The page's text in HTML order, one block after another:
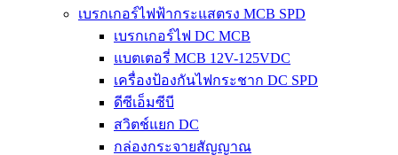
เบรกเกอร์ไฟฟ้ากระแสตรง MCB SPD
เบรกเกอร์ไฟ DC MCB
แบตเตอรี่ MCB 12V-125VDC
เครื่องป้องกันไฟกระชาก DC SPD
ดีซีเอ็มซีบี
สวิตช์แยก DC
กล่องกระจายสัญญาณ